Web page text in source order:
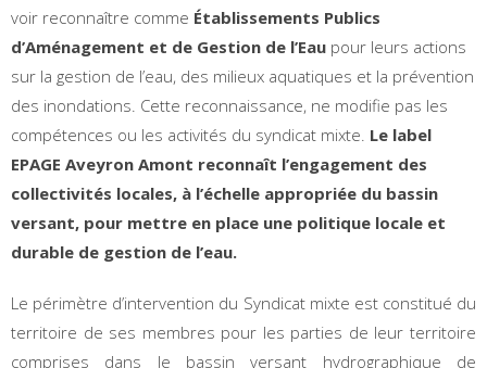
voir reconnaître comme Établissements Publics
d’Aménagement et de Gestion de l’Eau pour leurs actions
sur la gestion de l’eau, des milieux aquatiques et la prévention
des inondations. Cette reconnaissance, ne modifie pas les
compétences ou les activités du syndicat mixte. Le label
EPAGE Aveyron Amont reconnaît l’engagement des
collectivités locales, à l’échelle appropriée du bassin
versant, pour mettre en place une politique locale et
durable de gestion de l’eau.
Le périmètre d’intervention du Syndicat mixte est constitué du
territoire de ses membres pour les parties de leur territoire
comprises dans le bassin versant hydrographique de